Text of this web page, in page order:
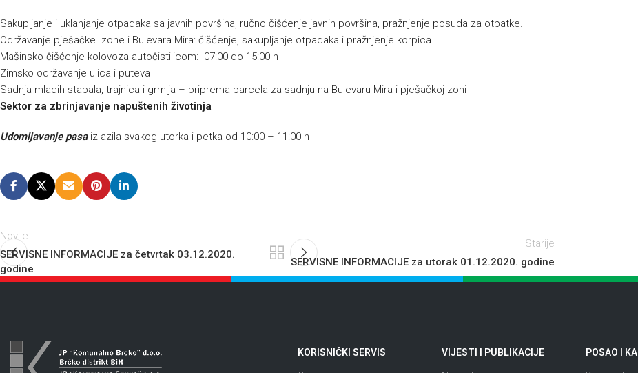
Sakupljanje i uklanjanje otpadaka sa javnih površina, ručno čišćenje javnih površina, pražnjenje posuda za otpatke.
Održavanje pješačke zone i Bulevara Mira: čišćenje, sakupljanje otpadaka i pražnjenje korpica
Mašinsko čišćenje kolovoza autočistilicom: 07:00 do 15:00 h
Zimsko održavanje ulica i puteva
Sadnja mladih stabala, trajnica i grmlja – priprema parcela za sadnju na Bulevaru Mira i pješačkoj zoni
Sektor za zbrinjavanje napuštenih životinja
Udomljavanje pasaiz azila svakog utorka i petka od 10:00 – 11:00 h
Novije
SERVISNE INFORMACIJE za četvrtak 03.12.2020.
godine
Starije
SERVISNE INFORMACIJE za utorak 01.12.2020. godine
KORISNIČKI SERVIS VIJESTI I PUBLIKACIJE POSAO I